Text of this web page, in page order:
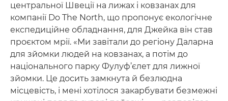
центральної Швеції на лижах і ковзанах для
компанії Do The North, що пропонує екологічне
експедиційне обладнання, для Джейка він став
проєктом мрії. «Ми завітали до регіону Даларна
для зйомки людей на ковзанах, а потім до
національного парку Фулуф’єлет для лижної
зйомки. Це досить замкнута й безлюдна
місцевість, і мені хотілося закарбувати безмежні